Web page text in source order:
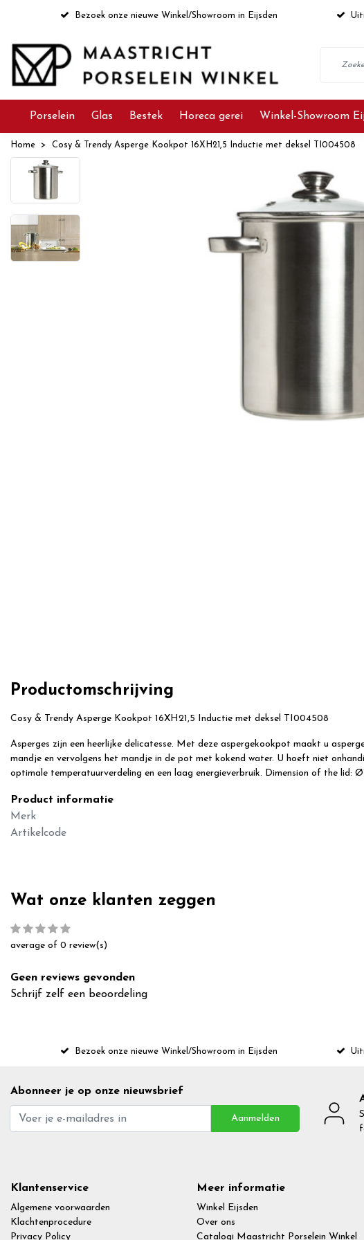
Bezoek onze nieuwe Winkel/Showroom in Eijsden
Porselein Glas Bestek Horeca gerei Winkel-Showroom
Home Cosy & Trendy Asperge Kookpot 16XH21,5 Inductie met deksel TI004508
Productomschrijving
Cosy & Trendy Asperge Kookpot 16XH21,5 Inductie met deksel TI004508
Asperges zijn een heerlijke delicatesse. Met deze aspergekookpot maakt u
mandje en vervolgens het mandje in de pot met kokend water. U hoeft niet
optimale temperatuurverdeling en een laag energieverbruik. Dimension of the lid:
Product informatie
Merk
Artikelcode
Wat onze klanten zeggen
average of 0 review(s)
Geen reviews gevonden
Schrijf zelf een beoordeling
Bezoek onze nieuwe Winkel/Showroom in Eijsden
Abonneer je op onze nieuwsbrief
Aanmelden
Klantenservice
Algemene voorwaarden
Klachtenprocedure
Privacy Policy
Meer informatie
Winkel Eijsden
Over ons
Catalogi Maastricht Porselein Winkel